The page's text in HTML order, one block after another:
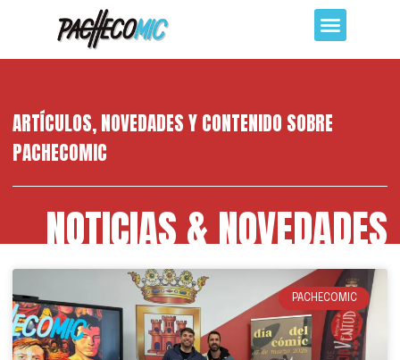
ARTÍCULOS, NOVEDADES Y CONTENIDO SOBRE
PACHECOMIC
NOTICIAS & NOVEDADES
PACHECOMIC